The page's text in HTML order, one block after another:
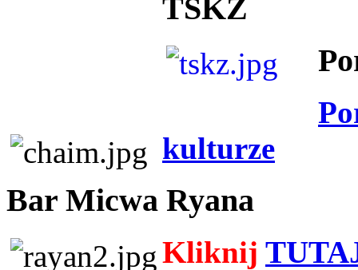
TSKZ
kulturze
Bar Micwa Ryana
Kliknij